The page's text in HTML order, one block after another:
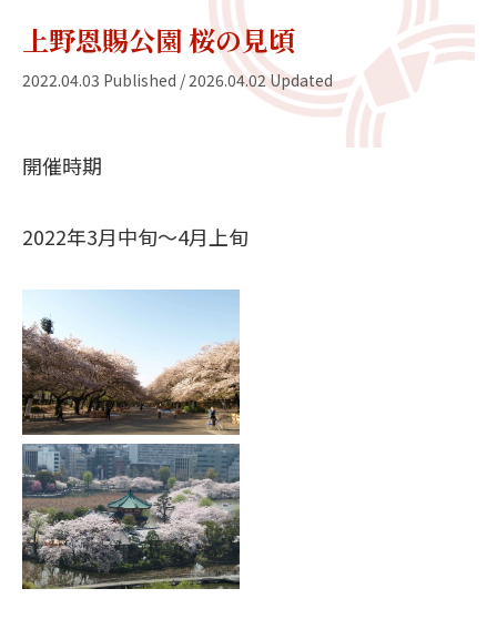
上野恩賜公園 桜の見頃
2022.04.03 Published / 2026.04.02 Updated
開催時期
2022年3月中旬〜4月上旬